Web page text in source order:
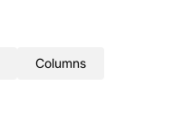
Columns